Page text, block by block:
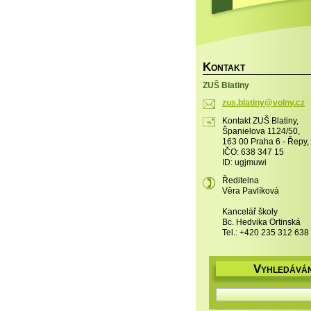
KONTAKT
ZUŠ Blatiny
zus.blatiny@volny.cz
Kontakt ZUŠ Blatiny,
Španielova 1124/50,
163 00 Praha 6 - Řepy,
IČO: 638 347 15
ID: ugjmuwi
Ředitelna
Věra Pavlíková
Kancelář školy
Bc. Hedvika Ortinská
Tel.: +420 235 312 638
V